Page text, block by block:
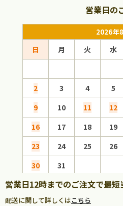
営業日の
2026年
日 月 火 水
2
3 4 5
9
10 11 12
16
17 18 19
23
24 25 26
30
31
営業日12時までのご注文で最短
配送に関して詳しくはこちら